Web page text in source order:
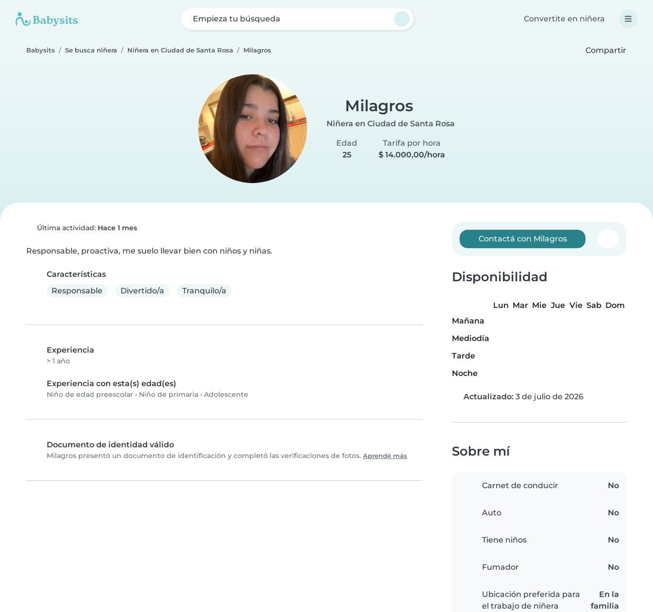
Empieza tu búsqueda Convertite en niñera
Babysits Se busca niñera Niñera en Ciudad de Santa Rosa Milagros Compartir
Milagros
Niñera en Ciudad de Santa Rosa
Edad
25
Tarifa por hora
$ 14.000,00/hora
Última actividad: Hace 1 mes
Responsable, proactiva, me suelo llevar bien con niños y niñas.
Características
Responsable
Divertido/a Tranquilo/a
Experiencia
> 1 año
Experiencia con esta(s) edad(es)
Niño de edad preescolar • Niño de primaria • Adolescente
Documento de identidad válido
Milagros presentó un documento de identificación y completó las verificaciones de fotos. Aprendé más
Contactá con Milagros
Disponibilidad
Lun Mar Mie Jue Vie Sab Dom
Mañana
Mediodía
Tarde
Noche
Actualizado: 3 de julio de 2026
Sobre mí
Carnet de conducir No
Auto No
Tiene niños No
Fumador No
Ubicación preferida para
el trabajo de niñera
En la
familia